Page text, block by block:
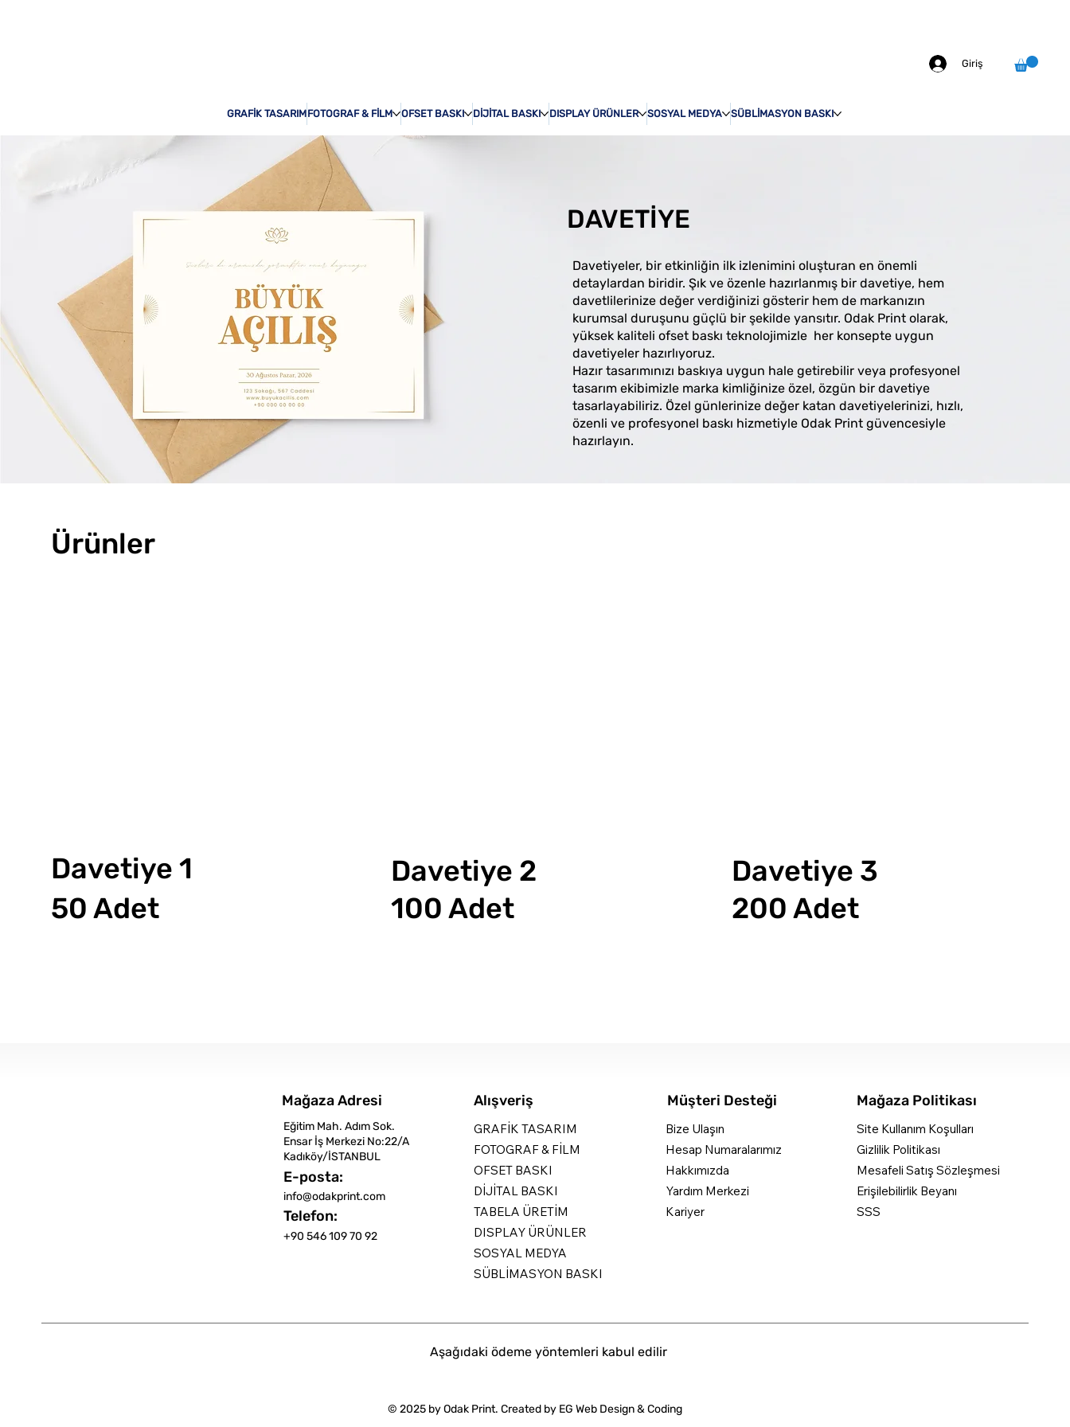
Giriş
GRAFİK TASARIMFOTOGRAF & FİLM OFSET BASKI DİJİTAL BASKI DISPLAY ÜRÜNLER SOSYAL MEDYA SÜBLİMASYON BASKI
DAVETİYE
Davetiyeler, bir etkinliğin ilk izlenimini oluşturan en önemli
detaylardan biridir. Şık ve özenle hazırlanmış bir davetiye, hem
davetlilerinize değer verdiğinizi gösterir hem de markanızın
kurumsal duruşunu güçlü bir şekilde yansıtır. Odak Print olarak,
yüksek kaliteli ofset baskı teknolojimizle her konsepte uygun
davetiyeler hazırlıyoruz.
Hazır tasarımınızı baskıya uygun hale getirebilir veya profesyonel
tasarım ekibimizle marka kimliğinize özel, özgün bir davetiye
tasarlayabiliriz. Özel günlerinize değer katan davetiyelerinizi, hızlı,
özenli ve profesyonel baskı hizmetiyle Odak Print güvencesiyle
hazırlayın.
Ürünler
Davetiye 1
50 Adet
Davetiye 2
100 Adet
Davetiye 3
200 Adet
Mağaza Politikası
Site Kullanım Koşulları
Gizlilik Politikası
Mesafeli Satış Sözleşmesi
Erişilebilirlik Beyanı
SSS
Bize Ulaşın
Hesap Numaralarımız
Hakkımızda
Yardım Merkezi
Kariyer
Müşteri Desteği
Alışveriş
GRAFİK TASARIM
FOTOGRAF & FİLM
OFSET BASKI
DİJİTAL BASKI
TABELA ÜRETİM
DISPLAY ÜRÜNLER
SOSYAL MEDYA
SÜBLİMASYON BASKI
Mağaza Adresi
Eğitim Mah. Adım Sok.
Ensar İş Merkezi No:22/A
Kadıköy/İSTANBUL
E-posta:
info@odakprint.com
Telefon:
+90 546 109 70 92
© 2025 by Odak Print. Created by EG Web Design & Coding
Aşağıdaki ödeme yöntemleri kabul edilir